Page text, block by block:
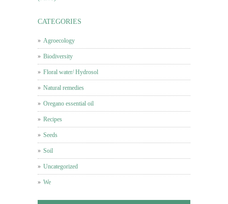
CATEGORIES
Agroecology
Biodiversity
Floral water/ Hydrosol
Natural remedies
Oregano essential oil
Recipes
Seeds
Soil
Uncategorized
We